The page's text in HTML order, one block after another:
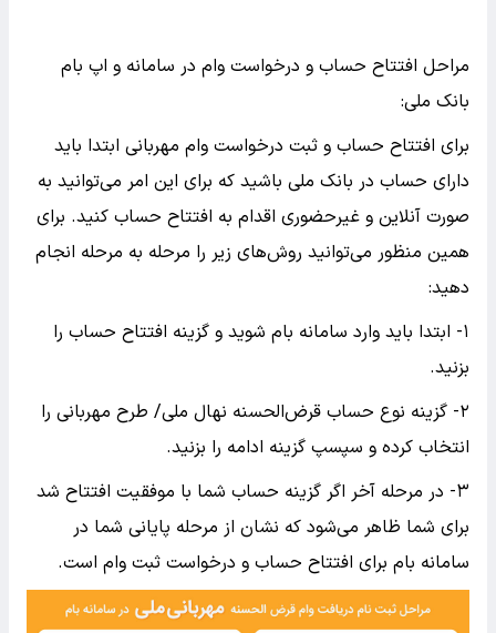
مراحل افتتاح حساب و درخواست وام در سامانه و اپ بام
بانک ملی:
برای افتتاح حساب و ثبت درخواست وام مهربانی ابتدا باید
دارای حساب در بانک ملی باشید که برای این امر می‌توانید به
صورت آنلاین و غیرحضوری اقدام به افتتاح حساب کنید. برای
همین منظور می‌توانید روش‌های زیر را مرحله به مرحله انجام
دهید:
۱- ابتدا باید وارد سامانه بام شوید و گزینه افتتاح حساب را
بزنید.
۲- گزینه نوع حساب قرض‌الحسنه نهال ملی/ طرح مهربانی را
انتخاب کرده و سپسپ گزینه ادامه را بزنید.
۳- در مرحله آخر اگر گزینه حساب شما با موفقیت افتتاح شد
برای شما ظاهر می‌شود که نشان از مرحله پایانی شما در
سامانه بام برای افتتاح حساب و درخواست ثبت وام است.